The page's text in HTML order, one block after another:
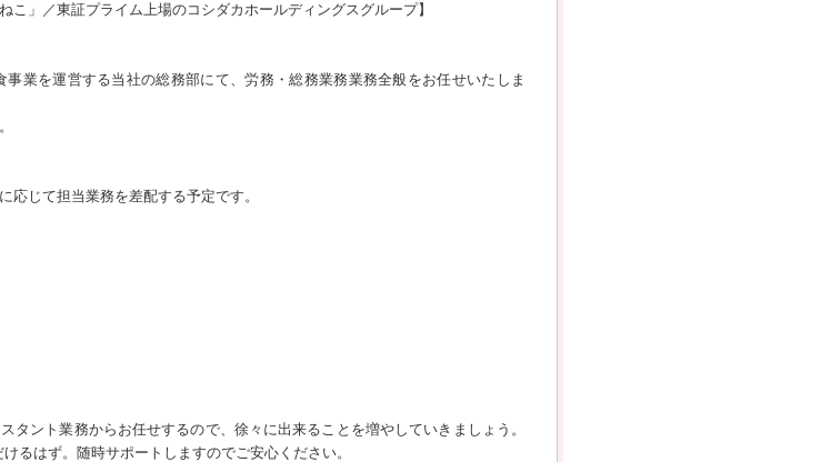
こ」／東証プライム上場のコシダカホールディングスグループ】
業を運営する当社の総務部にて、労務・総務業務業務全般をお任せいたしま
じて担当業務を差配する予定です。
タント業務からお任せするので、徐々に出来ることを増やしていきましょう。
るはず。随時サポートしますのでご安心ください。